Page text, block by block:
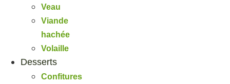
Veau
Viande
hachée
Volaille
Desserts
Confitures